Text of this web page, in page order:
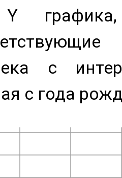
Y
с
с года